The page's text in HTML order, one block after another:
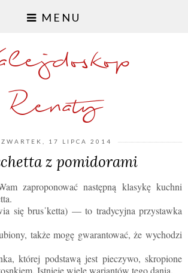
MENU
Renaty
17 LIPCA 2014
z pomidorami
zaproponować następną klasykę kuchni
się brusˈketta) — to tradycyjna przystawka
także mogę gwarantować, że wychodzi
której podstawą jest pieczywo, skropione
Istnieje wiele wariantów tego dania.